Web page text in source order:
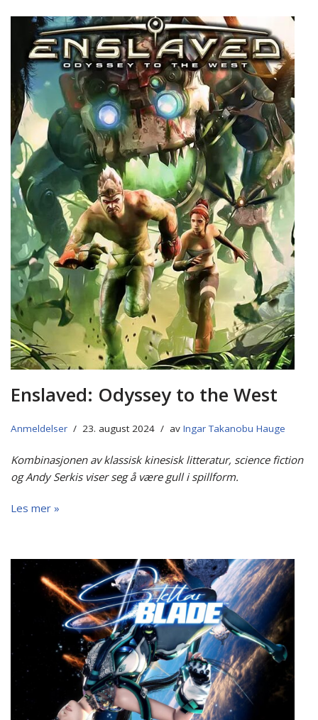
Enslaved: Odyssey to the West
Anmeldelser 23. august 2024 av Ingar Takanobu Hauge
Kombinasjonen av klassisk kinesisk litteratur, science fiction
og Andy Serkis viser seg å være gull i spillform.
Les mer »